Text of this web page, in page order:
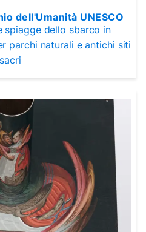
dell'Umanità UNESCO
spiagge dello sbarco in
parchi naturali e antichi siti
sacri